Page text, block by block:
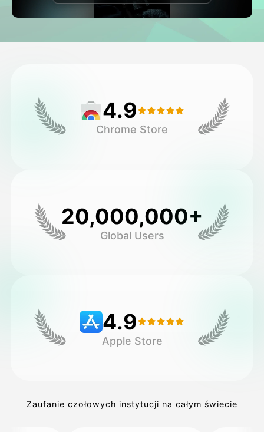
Avatar Video
▼
Inne narzędzia 4.9
Chrome Store
20,000,000+
Global Users
4.9
Apple Store
Zaufanie czołowych instytucji na całym świecie